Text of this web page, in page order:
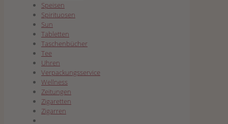
Speisen
Spirituosen
Sun
Tabletten
Taschenbücher
Tee
Uhren
Verpackungsservice
Wellness
Zeitungen
Zigaretten
Zigarren